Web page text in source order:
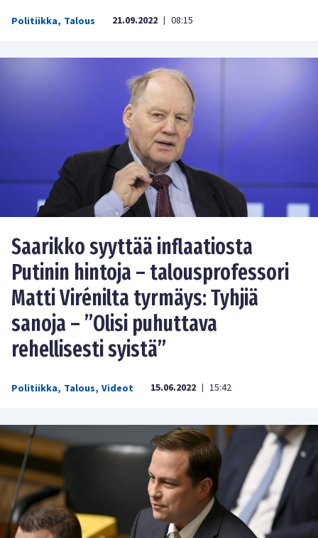
Politiikka, Talous 21.09.2022 | 08:15
Saarikko syyttää inflaatiosta
Putinin hintoja – talousprofessori
Matti Virénilta tyrmäys: Tyhjiä
sanoja – ”Olisi puhuttava
rehellisesti syistä”
Politiikka, Talous, Videot 15.06.2022 | 15:42